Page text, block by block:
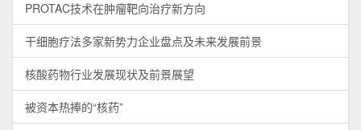
PROTAC技术在肿瘤靶向治疗新方向
干细胞疗法多家新势力企业盘点及未来发展前景
核酸药物行业发展现状及前景展望
被资本热捧的“核药”